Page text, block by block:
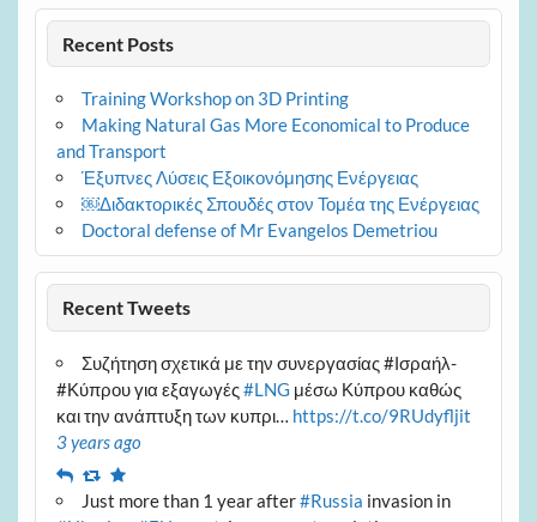
Recent Posts
Training Workshop on 3D Printing
Making Natural Gas More Economical to Produce
and Transport
Έξυπνες Λύσεις Εξοικονόμησης Ενέργειας
￼Διδακτορικές Σπουδές στον Τομέα της Ενέργειας
Doctoral defense of Mr Evangelos Demetriou
Recent Tweets
Συζήτηση σχετικά με την συνεργασίας #Ισραήλ-
#Κύπρου για εξαγωγές#LNG μέσω Κύπρου καθώς
και την ανάπτυξη των κυπρι… https://t.co/9RUdyfljit
3 years ago
ReplyRetweet
Favourite
Just more than 1 year after#Russia invasion in